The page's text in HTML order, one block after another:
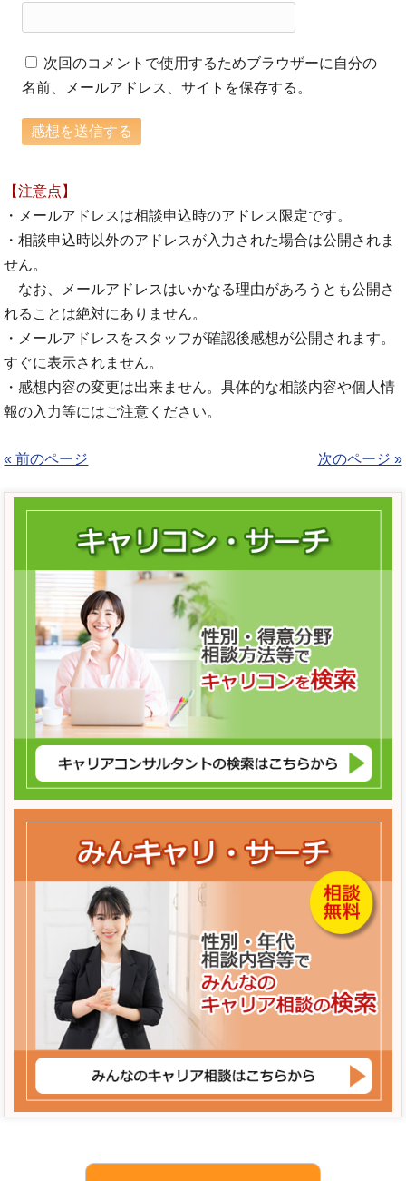
次回のコメントで使用するためブラウザーに自分の
名前、メールアドレス、サイトを保存する。
【注意点】
・メールアドレスは相談申込時のアドレス限定です。
・相談申込時以外のアドレスが入力された場合は公開されま
せん。
なお、メールアドレスはいかなる理由があろうとも公開さ
れることは絶対にありません。
・メールアドレスをスタッフが確認後感想が公開されます。
すぐに表示されません。
・感想内容の変更は出来ません。具体的な相談内容や個人情
報の入力等にはご注意ください。
« 前のページ 次のページ »